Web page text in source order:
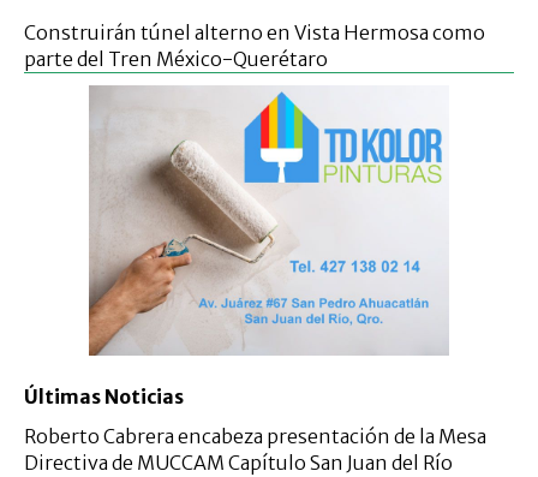
Construirán túnel alterno en Vista Hermosa como
parte del Tren México-Querétaro
Últimas Noticias
Roberto Cabrera encabeza presentación de la Mesa
Directiva de MUCCAM Capítulo San Juan del Río